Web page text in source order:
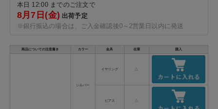
本日 12:00 までのご注文で
8月7日(金)出荷予定
※銀行振込の場合は、ご入金確認後0～2営業日以内に発送
商品についての注意書き カラー 金具 在庫 購入
シルバー
イヤリング △
ピアス △